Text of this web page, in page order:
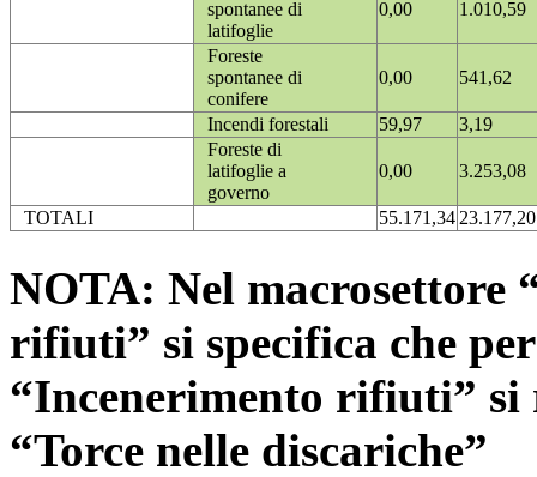
spontanee di
latifoglie
0,00 1.010,59
Foreste
spontanee di
conifere
0,00 541,62
Incendi forestali 59,97
3,19
Foreste di
latifoglie a
governo
0,00 3.253,08
TOTALI 55.171,3423.177,20
NOTA: Nel macrosettore
rifiuti” si specifica che
“Incenerimento rifiuti”
“Torce nelle discariche”